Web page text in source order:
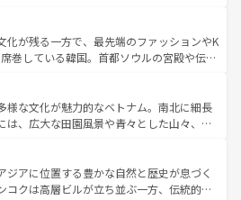
ビティも充実しており、サーフィンやダイ
ングなど、アウトドア好きにはたまらな
リアの多彩な魅力を存分に味わいつくそ
山岳地帯である台湾東部など、都市の喧騒
が共存しており、訪れる人に新しい発見と
てくれる。また、奥深い台湾の食文化も魅
判のスイーツなど、バラエティ豊かな料理
が味わえる。 なお、新着の台湾情報は コンテンツ一覧を参
化が残る一方で、最先端のファッションやK
巻している韓国。首都ソウルの宮殿や伝統
延ばせば四季折々の自然美を楽しむことが
、キムチや焼肉、絶品のストリートフード
な韓国料理が待っている。夜には、韓国な
ながら、韓国の多彩な魅力を心ゆくまで味
わってみてほしい。 なお、新着の韓国情報はコンテンツ一
しい。
様な文化が魅力的なベトナム。南北に細長
は、広大な田園風景や青々とした山々、世
に伝統が息づく。ハノイの古い町並みやホ
ランス統治時代の建物も、独特の雰囲気を
。また、バラエティの豊かさとおいしさで
ジアに位置する豊かな自然と歴史が息づく
コクは高層ビルが立ち並ぶ一方、伝統的な